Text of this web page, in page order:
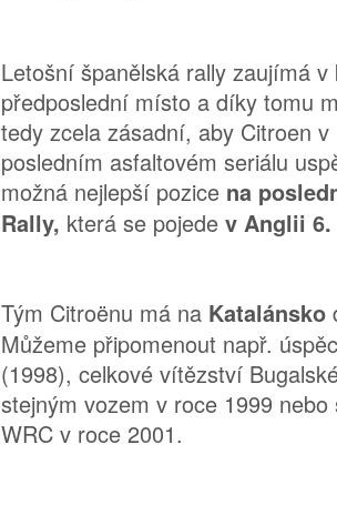
Letošní španělská rally zaujímá
předposlední místo a díky tomu
tedy zcela zásadní, aby Citroen
posledním asfaltovém seriálu
možná nejlepší pozice na
Rally, která se pojede v Anglii 6.
Tým Citroënu má na Katalánsko
Můžeme připomenout např.
(1998), celkové vítězství
stejným vozem v roce 1999
WRC v roce 2001.